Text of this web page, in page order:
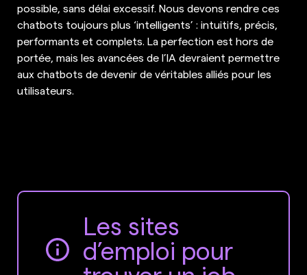
possible, sans délai excessif. Nous devons rendre ces
chatbots toujours plus ‘intelligents’ : intuitifs, précis,
performants et complets. La perfection est hors de
portée, mais les avancées de l’IA devraient permettre
aux chatbots de devenir de véritables alliés pour les
utilisateurs.
Les sites
d’emploi pour